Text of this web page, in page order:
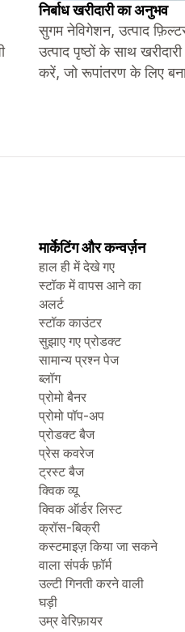
निर्बाध खरीदारी का अनुभव
सुगम नेविगेशन, उत्पाद
उत्पाद पृष्ठों के साथ
करें, जो रूपांतरण के लिए
मार्केटिंग और कन्वर्ज़न
हाल ही में देखे गए
स्टॉक में वापस आने का
अलर्ट
स्टॉक काउंटर
सुझाए गए प्रोडक्ट
सामान्य प्रश्न पेज
ब्लॉग
प्रोमो बैनर
प्रोमो पॉप-अप
प्रोडक्ट बैज
प्रेस कवरेज
ट्रस्ट बैज
क्विक व्यू
क्विक ऑर्डर लिस्ट
क्रॉस-बिक्री
कस्टमाइज़ किया जा सकने
वाला संपर्क फ़ॉर्म
उल्टी गिनती करने वाली
घड़ी
उम्र वेरिफ़ायर